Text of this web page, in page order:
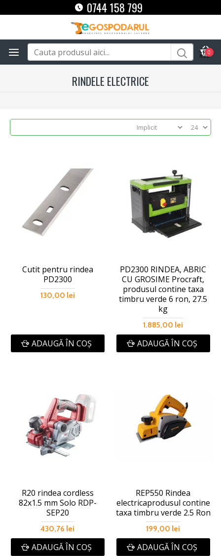
0744 158 799
0
RINDELE ELECTRICE
Cutit pentru rindea
PD2300
130,00 lei
ADAUGĂ ÎN COŞ
PD2300 RINDEA, ABRIC
CU GROSIME Procraft,
produsul contine taxa
timbru verde 6 ron, 27.5
kg
1.885,00 lei
ADAUGĂ ÎN COŞ
R20 rindea cordless
82x1.5 mm Solo RDP-
SEP20
430,76 lei
ADAUGĂ ÎN COŞ
REP550 Rindea
electricaprodusul contine
taxa timbru verde 2.5 Ron
199,00 lei
ADAUGĂ ÎN COŞ